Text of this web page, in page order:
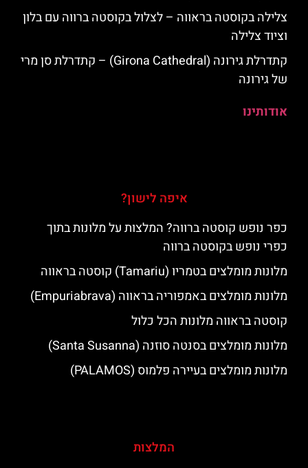
צלילה בקוסטה בראווה – לצלול בקוסטה ברווה עם בלון
וציוד צלילה
קתדרלת גירונה (Girona Cathedral) – קתדרלת סן מרי
של גירונה
אודותינו
איפה לישון?
כפר נופש קוסטה ברווה? המלצות על מלונות בתוך
כפרי נופש בקוסטה ברווה
מלונות מומלצים בטמריו (Tamariu) קוסטה בראווה
מלונות מומלצים באמפוריה בראווה (Empuriabrava)
קוסטה בראווה מלונות הכל כלול
מלונות מומלצים בסנטה סוזנה (Santa Susanna)
מלונות מומלצים בעיירה פלמוס (PALAMOS)
המלצות